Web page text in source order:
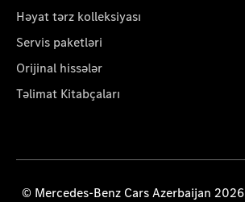
Həyat tərz kolleksiyası
Servis paketləri
Orijinal hissələr
Təlimat Kitabçaları
© Mercedes-Benz Cars Azerbaijan